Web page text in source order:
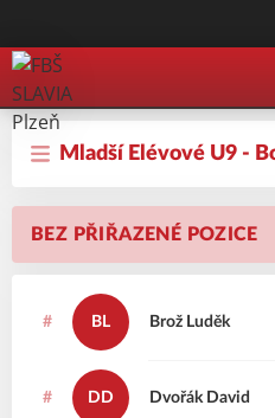
FBŠ SLAVIA Plzeň
Mladší Elévové U9 -
BEZ PŘIŘAZENÉ POZICE
# BL Luděk
Brož
# DD David
Dvořák